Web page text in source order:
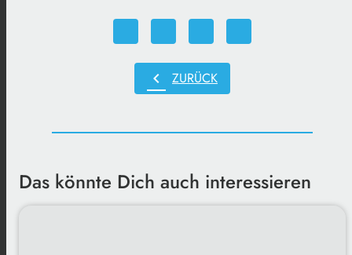
chevron_left ZURÜCK
Das könnte Dich auch interessieren